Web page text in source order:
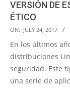
VERSIÓN DE
ÉTICO
2017-
07-
24
ON: JULY 24, 2017
En los últimos
distribuciones
seguridad. Este
una serie de